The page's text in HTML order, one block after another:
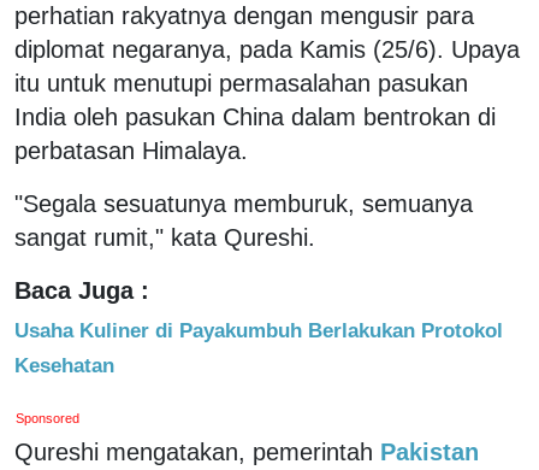
perhatian rakyatnya dengan mengusir para
diplomat negaranya, pada Kamis (25/6). Upaya
itu untuk menutupi permasalahan pasukan
India oleh pasukan China dalam bentrokan di
perbatasan Himalaya.
"Segala sesuatunya memburuk, semuanya
sangat rumit," kata Qureshi.
Baca Juga :
Usaha Kuliner di Payakumbuh Berlakukan Protokol
Kesehatan
Sponsored
Qureshi mengatakan, pemerintah Pakistan